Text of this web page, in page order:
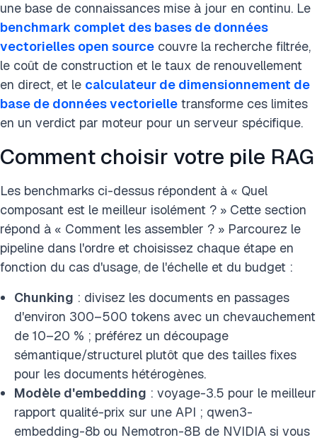
une base de connaissances mise à jour en continu. Le
benchmark complet des bases de données
vectorielles open source couvre la recherche filtrée,
le coût de construction et le taux de renouvellement
en direct, et le calculateur de dimensionnement de
base de données vectorielle transforme ces limites
en un verdict par moteur pour un serveur spécifique.
Comment choisir votre pile RAG
Les benchmarks ci-dessus répondent à « Quel
composant est le meilleur isolément ? » Cette section
répond à « Comment les assembler ? » Parcourez le
pipeline dans l'ordre et choisissez chaque étape en
fonction du cas d'usage, de l'échelle et du budget :
Chunking : divisez les documents en passages
d'environ 300–500 tokens avec un chevauchement
de 10–20 % ; préférez un découpage
sémantique/structurel plutôt que des tailles fixes
pour les documents hétérogènes.
Modèle d'embedding : voyage-3.5 pour le meilleur
rapport qualité-prix sur une API ; qwen3-
embedding-8b ou Nemotron-8B de NVIDIA si vous